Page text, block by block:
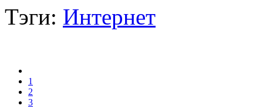
Тэги: Интернет
1
2
3